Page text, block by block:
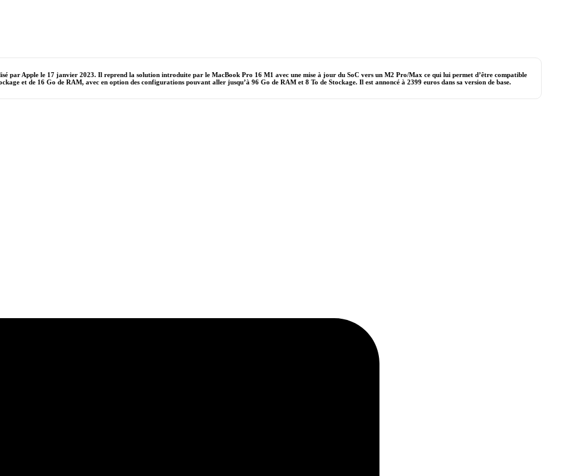
par Apple le 17 janvier 2023. Il reprend la solution introduite par le MacBook Pro 16 M1 avec une mise à jour du SoC vers un M2 Pro/Max ce qui lui permet d’être compatible
et de 16 Go de RAM, avec en option des configurations pouvant aller jusqu’à 96 Go de RAM et 8 To de Stockage. Il est annoncé à 2399 euros dans sa version de base.